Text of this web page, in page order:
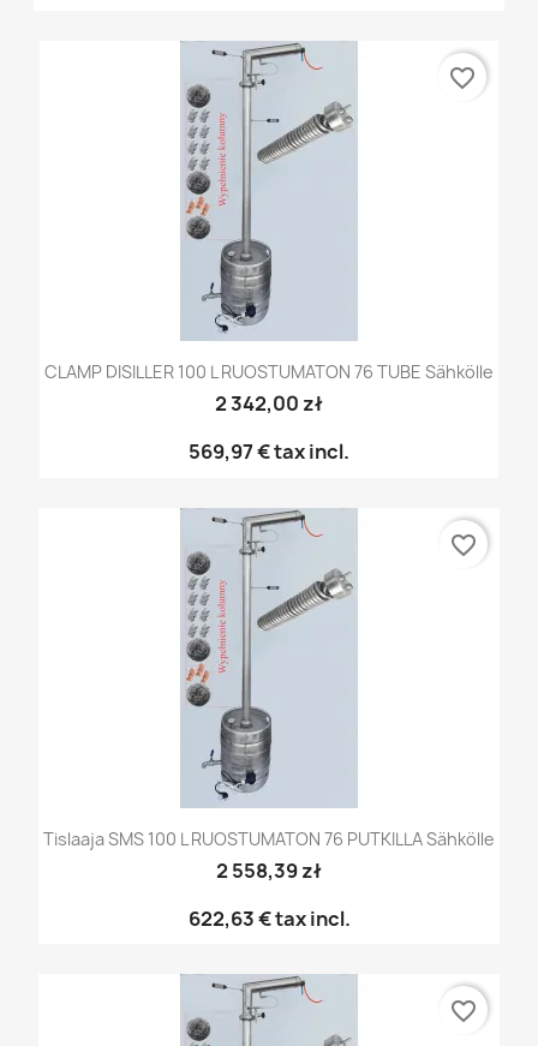
CLAMP DISILLER 100 L RUOSTUMATON 76 TUBE Sähkölle
2 342,00 zł
569,97 €tax incl.
favorite_border
Tislaaja SMS 100 L RUOSTUMATON 76 PUTKILLA Sähkölle
2 558,39 zł
622,63 €tax incl.
favorite_border
favorite_border